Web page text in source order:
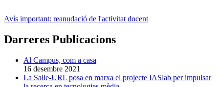
Avís important: reanudació de l'activitat docent
Darreres Publicacions
Al Campus, com a casa
16 desembre 2021
La Salle-URL posa en marxa el projecte IASlab per impulsar